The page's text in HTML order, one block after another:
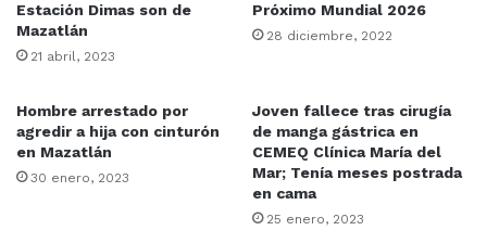
Estación Dimas son de
Mazatlán
21 abril, 2023
Próximo Mundial 2026
28 diciembre, 2022
Hombre arrestado por
agredir a hija con cinturón
en Mazatlán
30 enero, 2023
Joven fallece tras cirugía
de manga gástrica en
CEMEQ Clínica María del
Mar; Tenía meses postrada
en cama
25 enero, 2023